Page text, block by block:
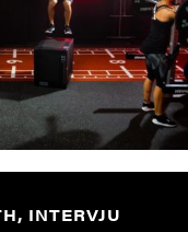
INTERVJU